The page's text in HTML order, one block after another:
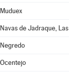
Muduex
Navas de Jadraque, Las
Negredo
Ocentejo